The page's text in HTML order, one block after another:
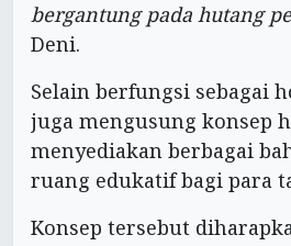
bergantung pada hutang
Deni.
Selain berfungsi sebagai
juga mengusung konsep
menyediakan berbagai
ruang edukatif bagi para
Konsep tersebut